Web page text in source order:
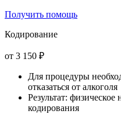
Получить помощь
Кодирование
от 3 150 ₽
Для процедуры
отказаться от алкоголя
Результат:
кодирования